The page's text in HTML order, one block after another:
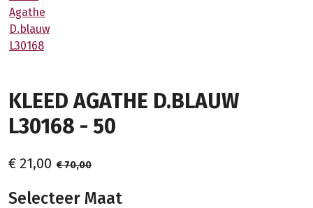
KLEED AGATHE D.BLAUW
L30168 - 50
€ 21,00 € 70,00
Selecteer Maat